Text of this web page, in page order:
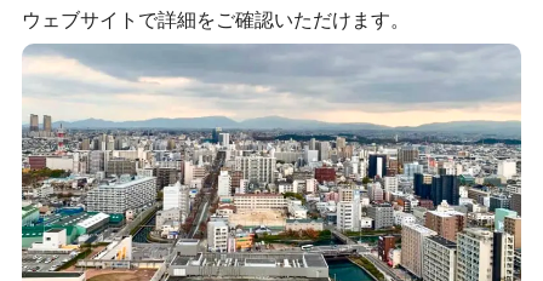
ウェブサイトで詳細をご確認いただけます。